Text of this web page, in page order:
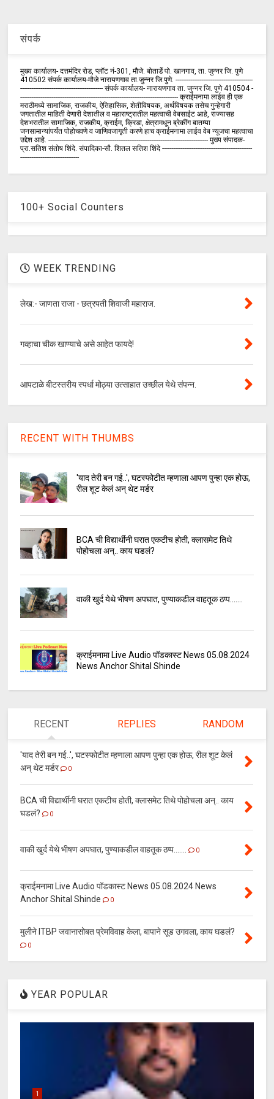
संपर्क
मुख्य कार्यालय- दत्तमंदिर रोड, प्लॉट नं-301, मौजे. बोतार्डे पो. खानगाव, ता. जुन्नर जि. पुणे
410502 संपर्क कार्य‍ालय-मौजे नारायणगाव ता.जुन्नर जि.पुणे. ------------------------------------------
--------------------------------------------- संपर्क कार्यालय- नारायणगाव ता. जुन्नर जि. पुणे 410504 -
-------------------------------------------------------------------------------------- क्राईमनामा लाईव ही एक
मराठीमध्ये सामाजिक, राजकीय, ऐतिहासिक, शेतीविषयक, अर्थविषयक तसेच गुन्हेगारी
जगतातील माहिती देणारी देशातील व महाराष्ट्रातील महत्वाची वेबसाईट आहे, राज्यासह
देशभरातील सामाजिक, राजकीय, क्राईम, क्रिडा, क्षेत्रामधून ब्रेकींग बातम्या
जनसामान्यांपर्यंत पोहोचवणे व जाणिवजागृती करणे हाच क्राईमनामा लाईव वेब न्यूजचा महत्वाचा
उद्देश आहे. --------------------------------------------------------------------------------------- मुख्य संपादक-
प्रा.सतिश संतोष शिंदे. संपादिका-सौ. शितल सतिश शिंदे -------------------------------------------------
--------------------------------
100+ Social Counters
WEEK TRENDING
लेख:- जाणता राजा - छत्रपती शिवाजी महाराज.
गव्हाचा चीक खाण्याचे असे आहेत फायदे!
आपटाळे बीटस्तरीय स्पर्धा मोठ्या उत्साहात उच्छील येथे संपन्न.
RECENT WITH THUMBS
'याद तेरी बन गई..', घटस्फोटीत म्हणाला आपण पुन्हा एक होऊ,
रील शूट केलं अन् थेट मर्डर
BCA ची विद्यार्थीनी घरात एकटीच होती, क्लासमेट तिथे
पोहोचला अन्.. काय घडलं?
वाकी खुर्द येथे भीषण अपघात, पुण्याकडील वाहतूक ठप्प.......
क्राईमनामा Live Audio पॉडकास्ट News 05.08.2024
News Anchor Shital Shinde
RECENT REPLIES RANDOM
'याद तेरी बन गई..', घटस्फोटीत म्हणाला आपण पुन्हा एक होऊ, रील शूट केलं
अन् थेट मर्डर
0
BCA ची विद्यार्थीनी घरात एकटीच होती, क्लासमेट तिथे पोहोचला अन्.. काय
घडलं?
0
वाकी खुर्द येथे भीषण अपघात, पुण्याकडील वाहतूक ठप्प....... 0
क्राईमनामा Live Audio पॉडकास्ट News 05.08.2024 News
Anchor Shital Shinde
0
मुलीने ITBP जवानासोबत प्रेमविवाह केला, बापाने सूड उगवला, काय घडलं?
0
YEAR POPULAR
1